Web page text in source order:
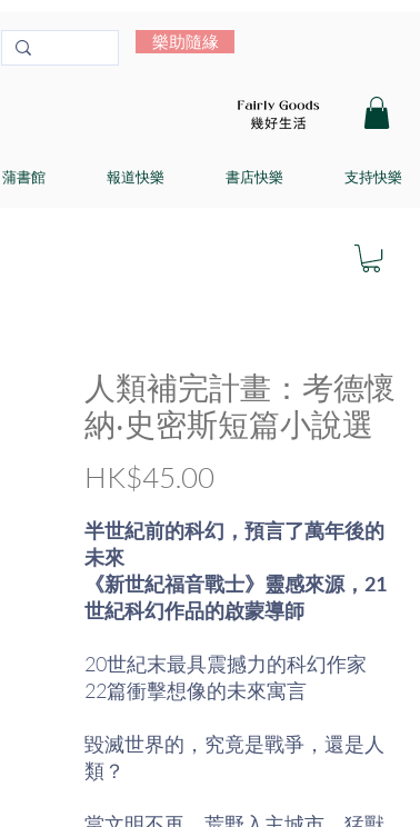
樂助隨緣
蒲書館 報道快樂 書店快樂 支持快樂
人類補完計畫：考德懷
納‧史密斯短篇小說選
HK$45.00
格
半世紀前的科幻，預言了萬年後的
未來
《新世紀福音戰士》靈感來源，21
世紀科幻作品的啟蒙導師
20世紀末最具震撼力的科幻作家
22篇衝擊想像的未來寓言
毀滅世界的，究竟是戰爭，還是人
類？